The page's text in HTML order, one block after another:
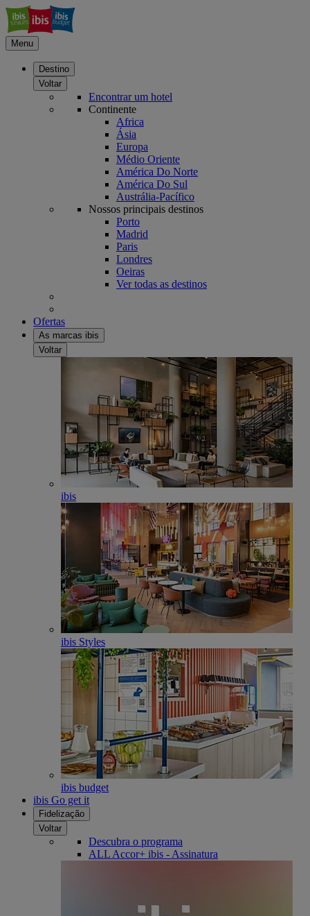
Menu
Destino
Voltar
Encontrar um hotel
Continente
Africa
Ásia
Europa
Médio Oriente
América Do Norte
América Do Sul
Austrália-Pacífico
Nossos principais destinos
Porto
Madrid
Paris
Londres
Oeiras
Ver todas as destinos
Ofertas
As marcas ibis
Voltar
ibis
ibis Styles
ibis budget
ibis Go get it
Fidelização
Voltar
Descubra o programa
ALL Accor+ ibis - Assinatura